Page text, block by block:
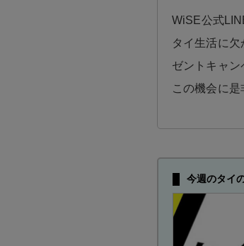
WiSE公式
タイ生活に
ゼントキャン
この機会に是
今週のタイ